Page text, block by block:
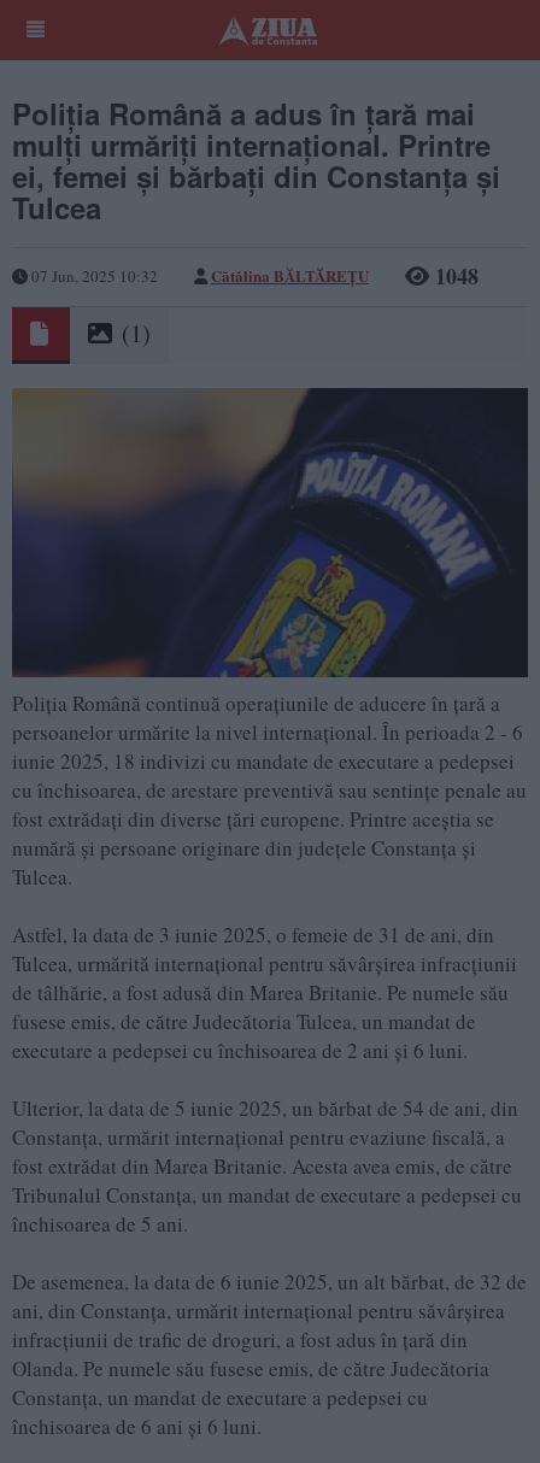
Poliția Română a adus în țară mai
mulți urmăriți internațional. Printre
ei, femei și bărbați din Constanța și
Tulcea
07 Jun, 2025 10:32 Cătălina BĂLTĂREȚU 1048
(1)
Poliția Română continuă operațiunile de aducere în țară a
persoanelor urmărite la nivel internațional. În perioada 2 - 6
iunie 2025, 18 indivizi cu mandate de executare a pedepsei
cu închisoarea, de arestare preventivă sau sentințe penale au
fost extrădați din diverse țări europene. Printre aceștia se
numără și persoane originare din județele Constanța și
Tulcea.
Astfel, la data de 3 iunie 2025, o femeie de 31 de ani, din
Tulcea, urmărită internațional pentru săvârșirea infracțiunii
de tâlhărie, a fost adusă din Marea Britanie. Pe numele său
fusese emis, de către Judecătoria Tulcea, un mandat de
executare a pedepsei cu închisoarea de 2 ani și 6 luni.
Ulterior, la data de 5 iunie 2025, un bărbat de 54 de ani, din
Constanța, urmărit internațional pentru evaziune fiscală, a
fost extrădat din Marea Britanie. Acesta avea emis, de către
Tribunalul Constanța, un mandat de executare a pedepsei cu
închisoarea de 5 ani.
De asemenea, la data de 6 iunie 2025, un alt bărbat, de 32 de
ani, din Constanța, urmărit internațional pentru săvârșirea
infracțiunii de trafic de droguri, a fost adus în țară din
Olanda. Pe numele său fusese emis, de către Judecătoria
Constanța, un mandat de executare a pedepsei cu
închisoarea de 6 ani și 6 luni.